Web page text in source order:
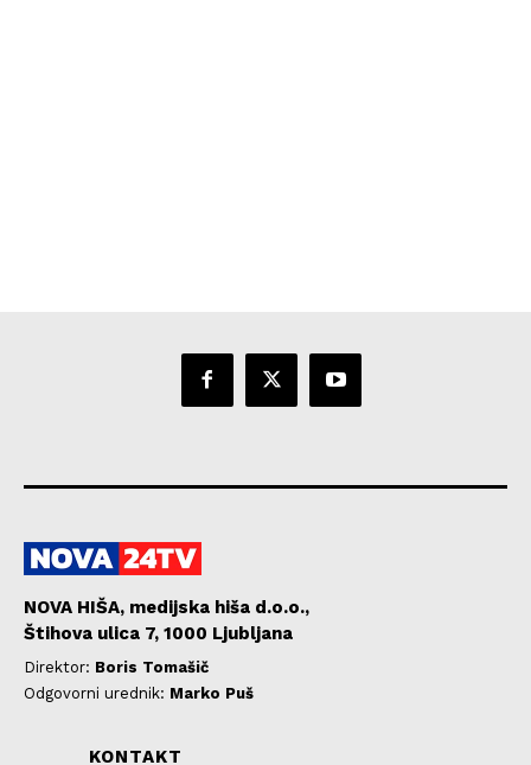
NOVA HIŠA, medijska hiša d.o.o.,
Štihova ulica 7, 1000 Ljubljana
Direktor: Boris Tomašič
Odgovorni urednik: Marko Puš
KONTAKT